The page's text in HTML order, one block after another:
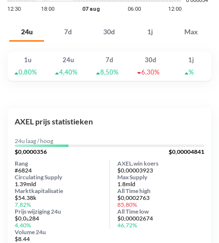
24u 7d 30d 1j Max
1u 24u 7d 30d
1j
0,80%
4,40% 8,50% 6,30% %
AXEL prijs statistieken
24u laag / hoog
$0,0000356
$0,00004841
AXEL.win koers
$0,00003923
Circulating Supply
1.39mld
Prijs wijziging 24u
$0,0₅284
4,40%
Max Supply
1.8mld
Marktkapitalisatie
$54.38k
7,82%
Volume 24u
$8.44
Rang
#6824
All Timehigh
$0,0002763
85,80%
All Time low
$0,00002674
46,72%